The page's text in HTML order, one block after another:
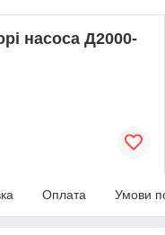
насоса Д2000-
Оплата Умови